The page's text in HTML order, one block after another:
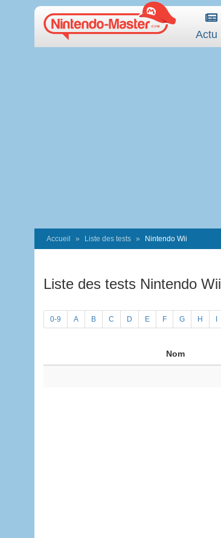
Actu
Accueil Liste des tests Nintendo Wii
Liste des tests Nintendo Wii
0-9 A B C D E F G H
Nom